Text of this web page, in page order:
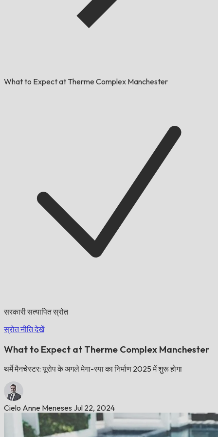
What to Expect at Therme Complex Manchester
सरकारी सत्यापित स्रोत
स्रोत नीति देखें
What to Expect at Therme Complex Manchester
थर्मे मैनचेस्टर: यूरोप के अगले मेगा-स्पा का निर्माण 2025 में शुरू होगा
Cielo Anne Meneses Jul 22, 2024